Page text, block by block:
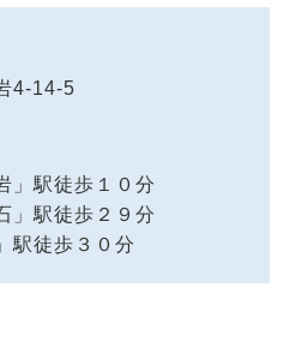
4-14-5
」駅徒歩１０分
」駅徒歩２９分
駅徒歩３０分